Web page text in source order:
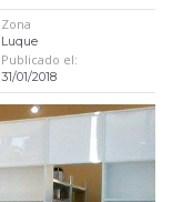
Zona
Luque
Publicado el:
31/01/2018